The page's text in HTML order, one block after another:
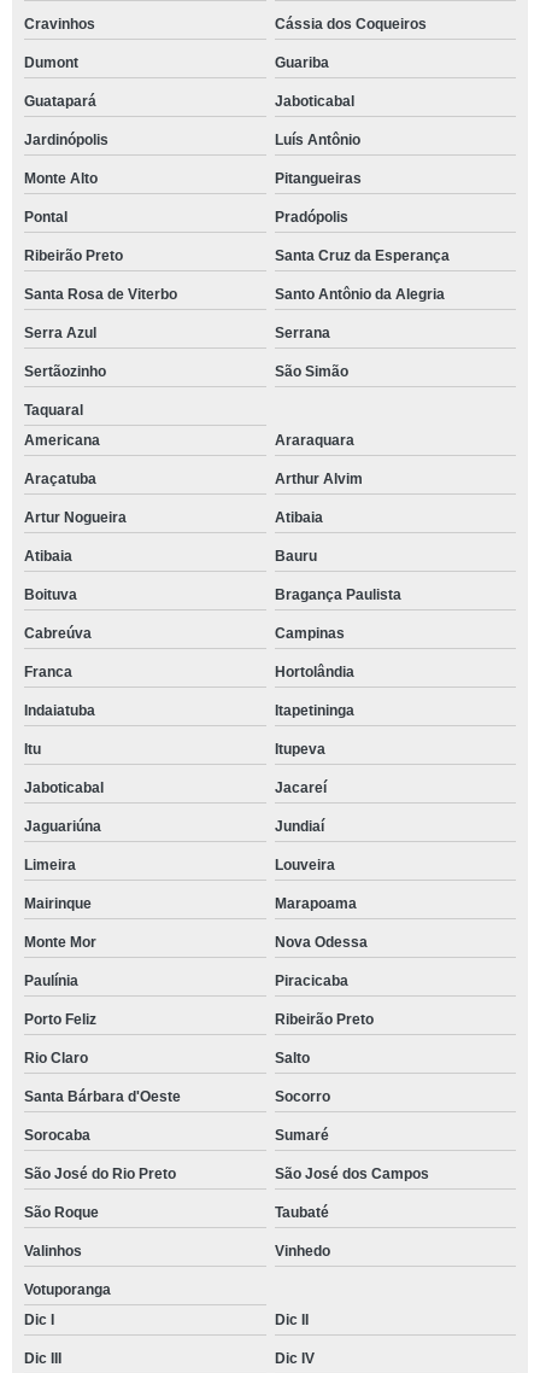
Cravinhos Cássia dos Coqueiros
Dumont Guariba
Guatapará Jaboticabal
Jardinópolis Luís Antônio
Monte Alto Pitangueiras
Pontal Pradópolis
Ribeirão Preto Santa Cruz da Esperança
Santa Rosa de Viterbo Santo Antônio da Alegria
Serra Azul Serrana
Sertãozinho São Simão
Taquaral
Americana
Araraquara
Araçatuba Arthur Alvim
Artur Nogueira Atibaia
Atibaia Bauru
Boituva Bragança Paulista
Cabreúva Campinas
Franca Hortolândia
Indaiatuba Itapetininga
Itu Itupeva
Jaboticabal Jacareí
Jaguariúna Jundiaí
Limeira Louveira
Mairinque Marapoama
Monte Mor Nova Odessa
Paulínia Piracicaba
Porto Feliz Ribeirão Preto
Rio Claro Salto
Santa Bárbara d'Oeste Socorro
Sorocaba Sumaré
São José do Rio Preto São José dos Campos
São Roque Taubaté
Valinhos Vinhedo
Votuporanga
Dic I
Dic II
Dic III Dic IV